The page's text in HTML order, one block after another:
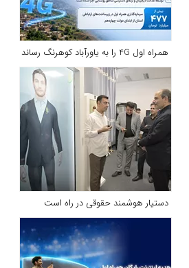
همراه اول 4G را به یاورآباد کوهرنگ رساند
دستیار هوشمند حقوقی در راه است